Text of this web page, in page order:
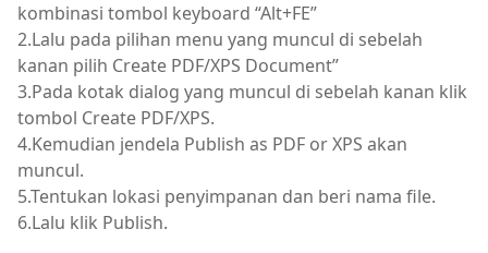
kombinasi tombol keyboard “Alt+FE”
2.Lalu pada pilihan menu yang muncul di sebelah
kanan pilih Create PDF/XPS Document”
3.Pada kotak dialog yang muncul di sebelah kanan klik
tombol Create PDF/XPS.
4.Kemudian jendela Publish as PDF or XPS akan
muncul.
5.Tentukan lokasi penyimpanan dan beri nama file.
6.Lalu klik Publish.